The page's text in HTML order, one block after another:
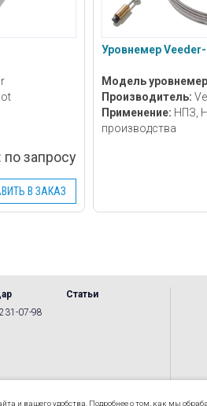
по запросу
В ЗАКАЗ
Уровнемер
Модель
Производитель:
Применение: НПЗ,
производства
07-98
Статьи
и вашего удобства. Подробнее о том, как мы